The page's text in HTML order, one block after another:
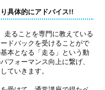
具体的にアドバイス!!
走ることを専門に教えている
ドバックを受けることがで
本となる「走る」という動
フォーマンス向上に繋げ、
ていきます。